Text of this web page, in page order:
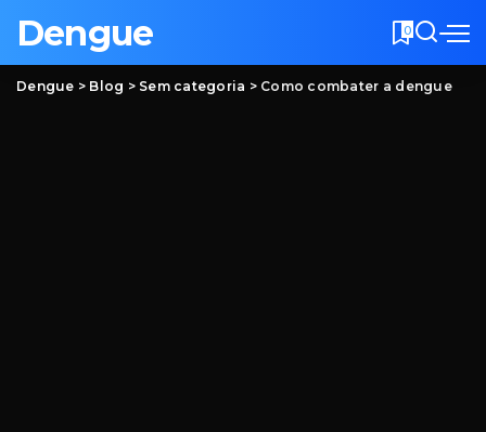
Dengue 0
Dengue > Blog > Sem categoria > Como combater a dengue